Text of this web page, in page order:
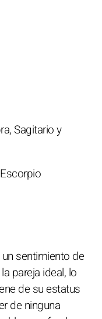
Sagitario y
sentimiento de
pareja ideal, lo
de su estatus
de ninguna